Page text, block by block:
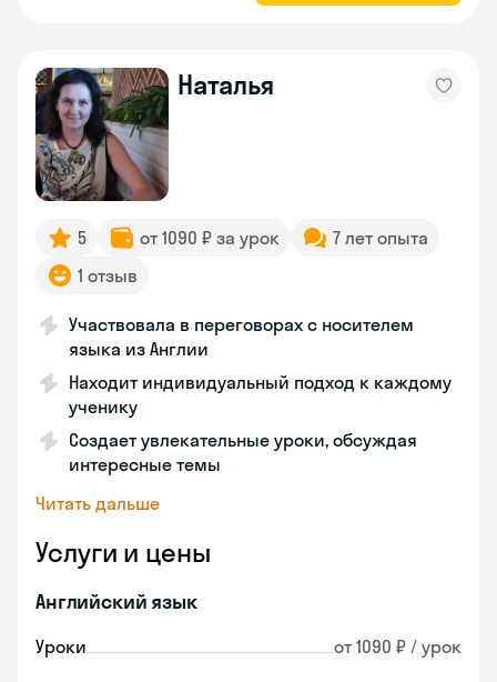
Наталья
5 от 1090 ₽ за урок
7 лет опыта
1 отзыв
Участвовала в переговорах с носителем
языка из Англии
Находит индивидуальный подход к каждому
ученику
Создает увлекательные уроки, обсуждая
интересные темы
Читать дальше
Услуги и цены
Английский язык
Уроки от 1090 ₽ / урок